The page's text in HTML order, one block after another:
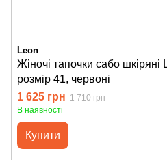
Leon
Жіночі тапочки сабо
розмір 41, червоні
1 625 грн 1 710 грн
В наявності
Купити